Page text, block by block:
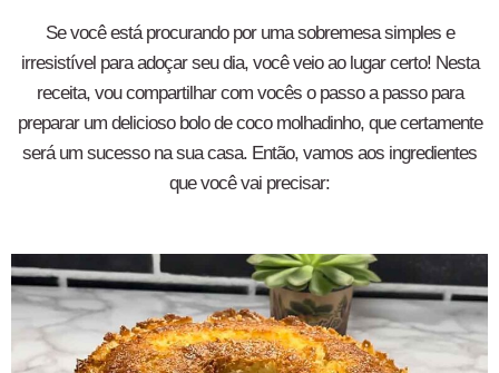
Se você está procurando por uma sobremesa simples e
irresistível para adoçar seu dia, você veio ao lugar certo! Nesta
receita, vou compartilhar com vocês o passo a passo para
preparar um delicioso bolo de coco molhadinho, que certamente
será um sucesso na sua casa. Então, vamos aos ingredientes
que você vai precisar: